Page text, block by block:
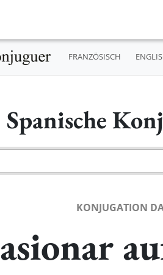
FRANZÖSISCH
Spanische
KONJUGATION